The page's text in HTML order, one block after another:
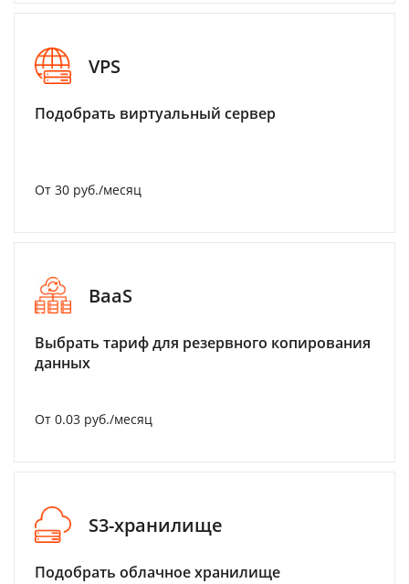
VPS
Подобрать виртуальный сервер
От 30 руб./месяц
BaaS
Выбрать тариф для резервного копирования
данных
От 0.03 руб./месяц
S3-хранилище
Подобрать облачное хранилище